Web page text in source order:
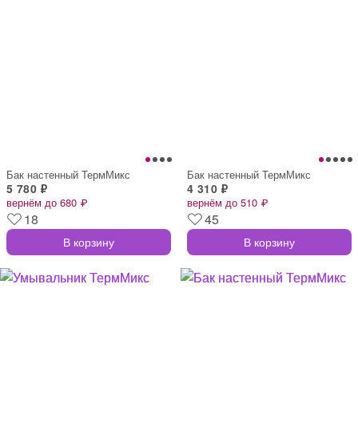
Бак настенный ТермМикс
5 780 ₽
вернём до 680 ₽
18
В корзину
Бак настенный ТермМикс
4 310 ₽
вернём до 510 ₽
45
В корзину